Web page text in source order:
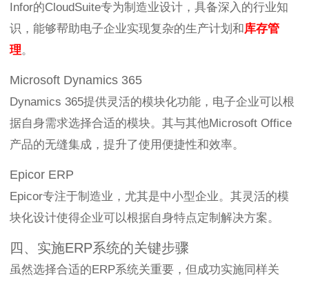
Infor的CloudSuite专为制造业设计，具备深入的行业知
识，能够帮助电子企业实现复杂的生产计划和库存管
理。
Microsoft Dynamics 365
Dynamics 365提供灵活的模块化功能，电子企业可以根
据自身需求选择合适的模块。其与其他Microsoft Office
产品的无缝集成，提升了使用便捷性和效率。
Epicor ERP
Epicor专注于制造业，尤其是中小型企业。其灵活的模
块化设计使得企业可以根据自身特点定制解决方案。
四、实施ERP系统的关键步骤
虽然选择合适的ERP系统关重要，但成功实施同样关